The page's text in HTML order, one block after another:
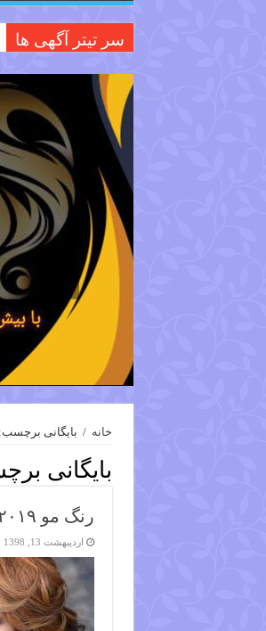
سر تیتر آگهی ها
خانه / بایگانی برچسب:
بایگانی
رنگ مو ۲۰۱۹
اردیبهشت 13, 1398